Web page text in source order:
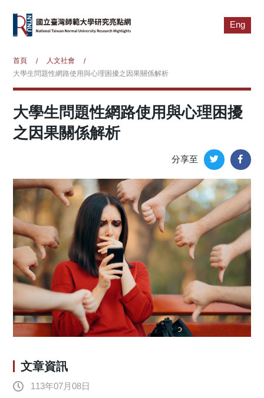
Eng
首頁 / 人文社會
/
大學生問題性網路使用與心理困擾之因果關係解析
大學生問題性網路使用與心理困擾
之因果關係解析
分享至
文章資訊
113年07月08日